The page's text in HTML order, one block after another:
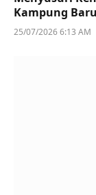
Kampung
25/07/2026 6:13 AM